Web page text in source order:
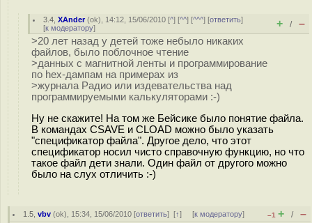
3.4 ,XAnder(ok), 14:12, 15/06/2010 [^] [^^] [^^^] [ответить]
[к модератору] + / –
>20 лет назад у детей тоже небыло никаких
файлов, было поблочное чтение
>данных с магнитной ленты и программирование
по hex-дампам на примерах из
>журнала Радио или издевательства над
программируемыми калькуляторами :-)
Ну не скажите! На том же Бейсике было понятие файла.
В командах CSAVE и CLOAD можно было указать
"спецификатор файла". Другое дело, что этот
спецификатор носил чисто справочную функцию, но что
такое файл дети знали. Один файл от другого можно
было на слух отличить :-)
1.5 ,vbv (ok), 15:34, 15/06/2010 [ответить][↑] [к модератору] –1 + / –